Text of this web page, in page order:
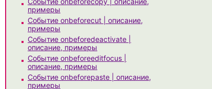
примеры
Событие onbeforecut | описание,
примеры
Событие onbeforedeactivate |
описание, примеры
Событие onbeforeeditfocus |
описание, примеры
Событие onbeforepaste | описание,
примеры